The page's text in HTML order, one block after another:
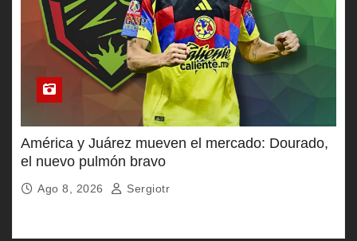
América y Juárez mueven el mercado: Dourado,
el nuevo pulmón bravo
Ago 8, 2026 Sergiotr